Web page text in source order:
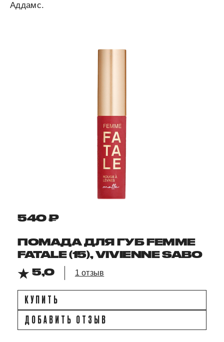
Аддамс.
540 ₽
ПОМАДА ДЛЯ ГУБ FEMME
FATALE (15), VIVIENNE SABO
5,0
1 отзыв
КУПИТЬ
ДОБАВИТЬ ОТЗЫВ